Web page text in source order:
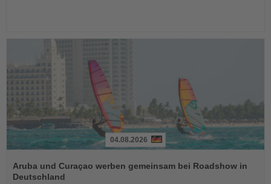
Sie
die
04.08.2026
Aruba und Curaçao werben gemeinsam bei Roadshow in
Deutschland